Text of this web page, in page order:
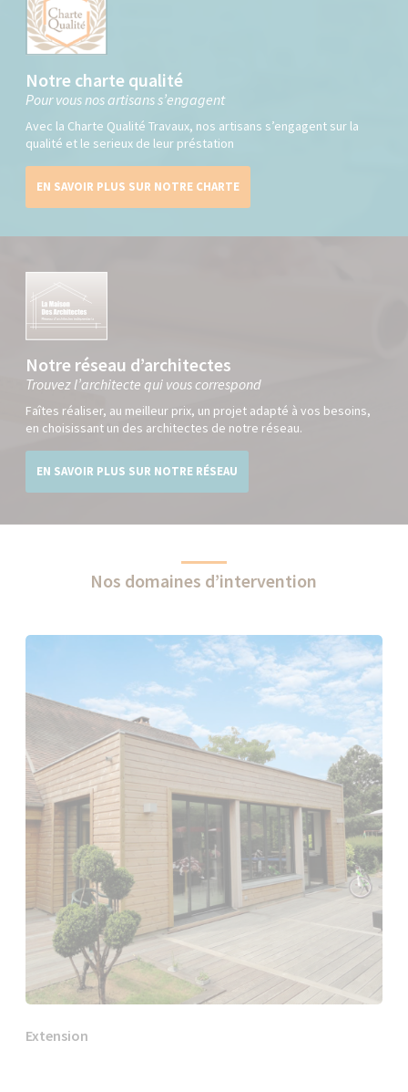
Notre charte qualité
Pour vous nos artisans s’engagent
Avec la Charte Qualité Travaux, nos artisans s’engagent sur la
qualité et le serieux de leur préstation
EN SAVOIR PLUS SUR NOTRE CHARTE
Notre réseau d’architectes
Trouvez l’architecte qui vous correspond
Faîtes réaliser, au meilleur prix, un projet adapté à vos besoins,
en choisissant un des architectes de notre réseau.
EN SAVOIR PLUS SUR NOTRE RÉSEAU
Nos domaines d’intervention
Extension